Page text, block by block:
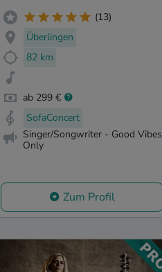
(13)
Überlingen
82 km
ab 299 €
SofaConcert
Singer/Songwriter - Good Vibes
Only
Zum Profil